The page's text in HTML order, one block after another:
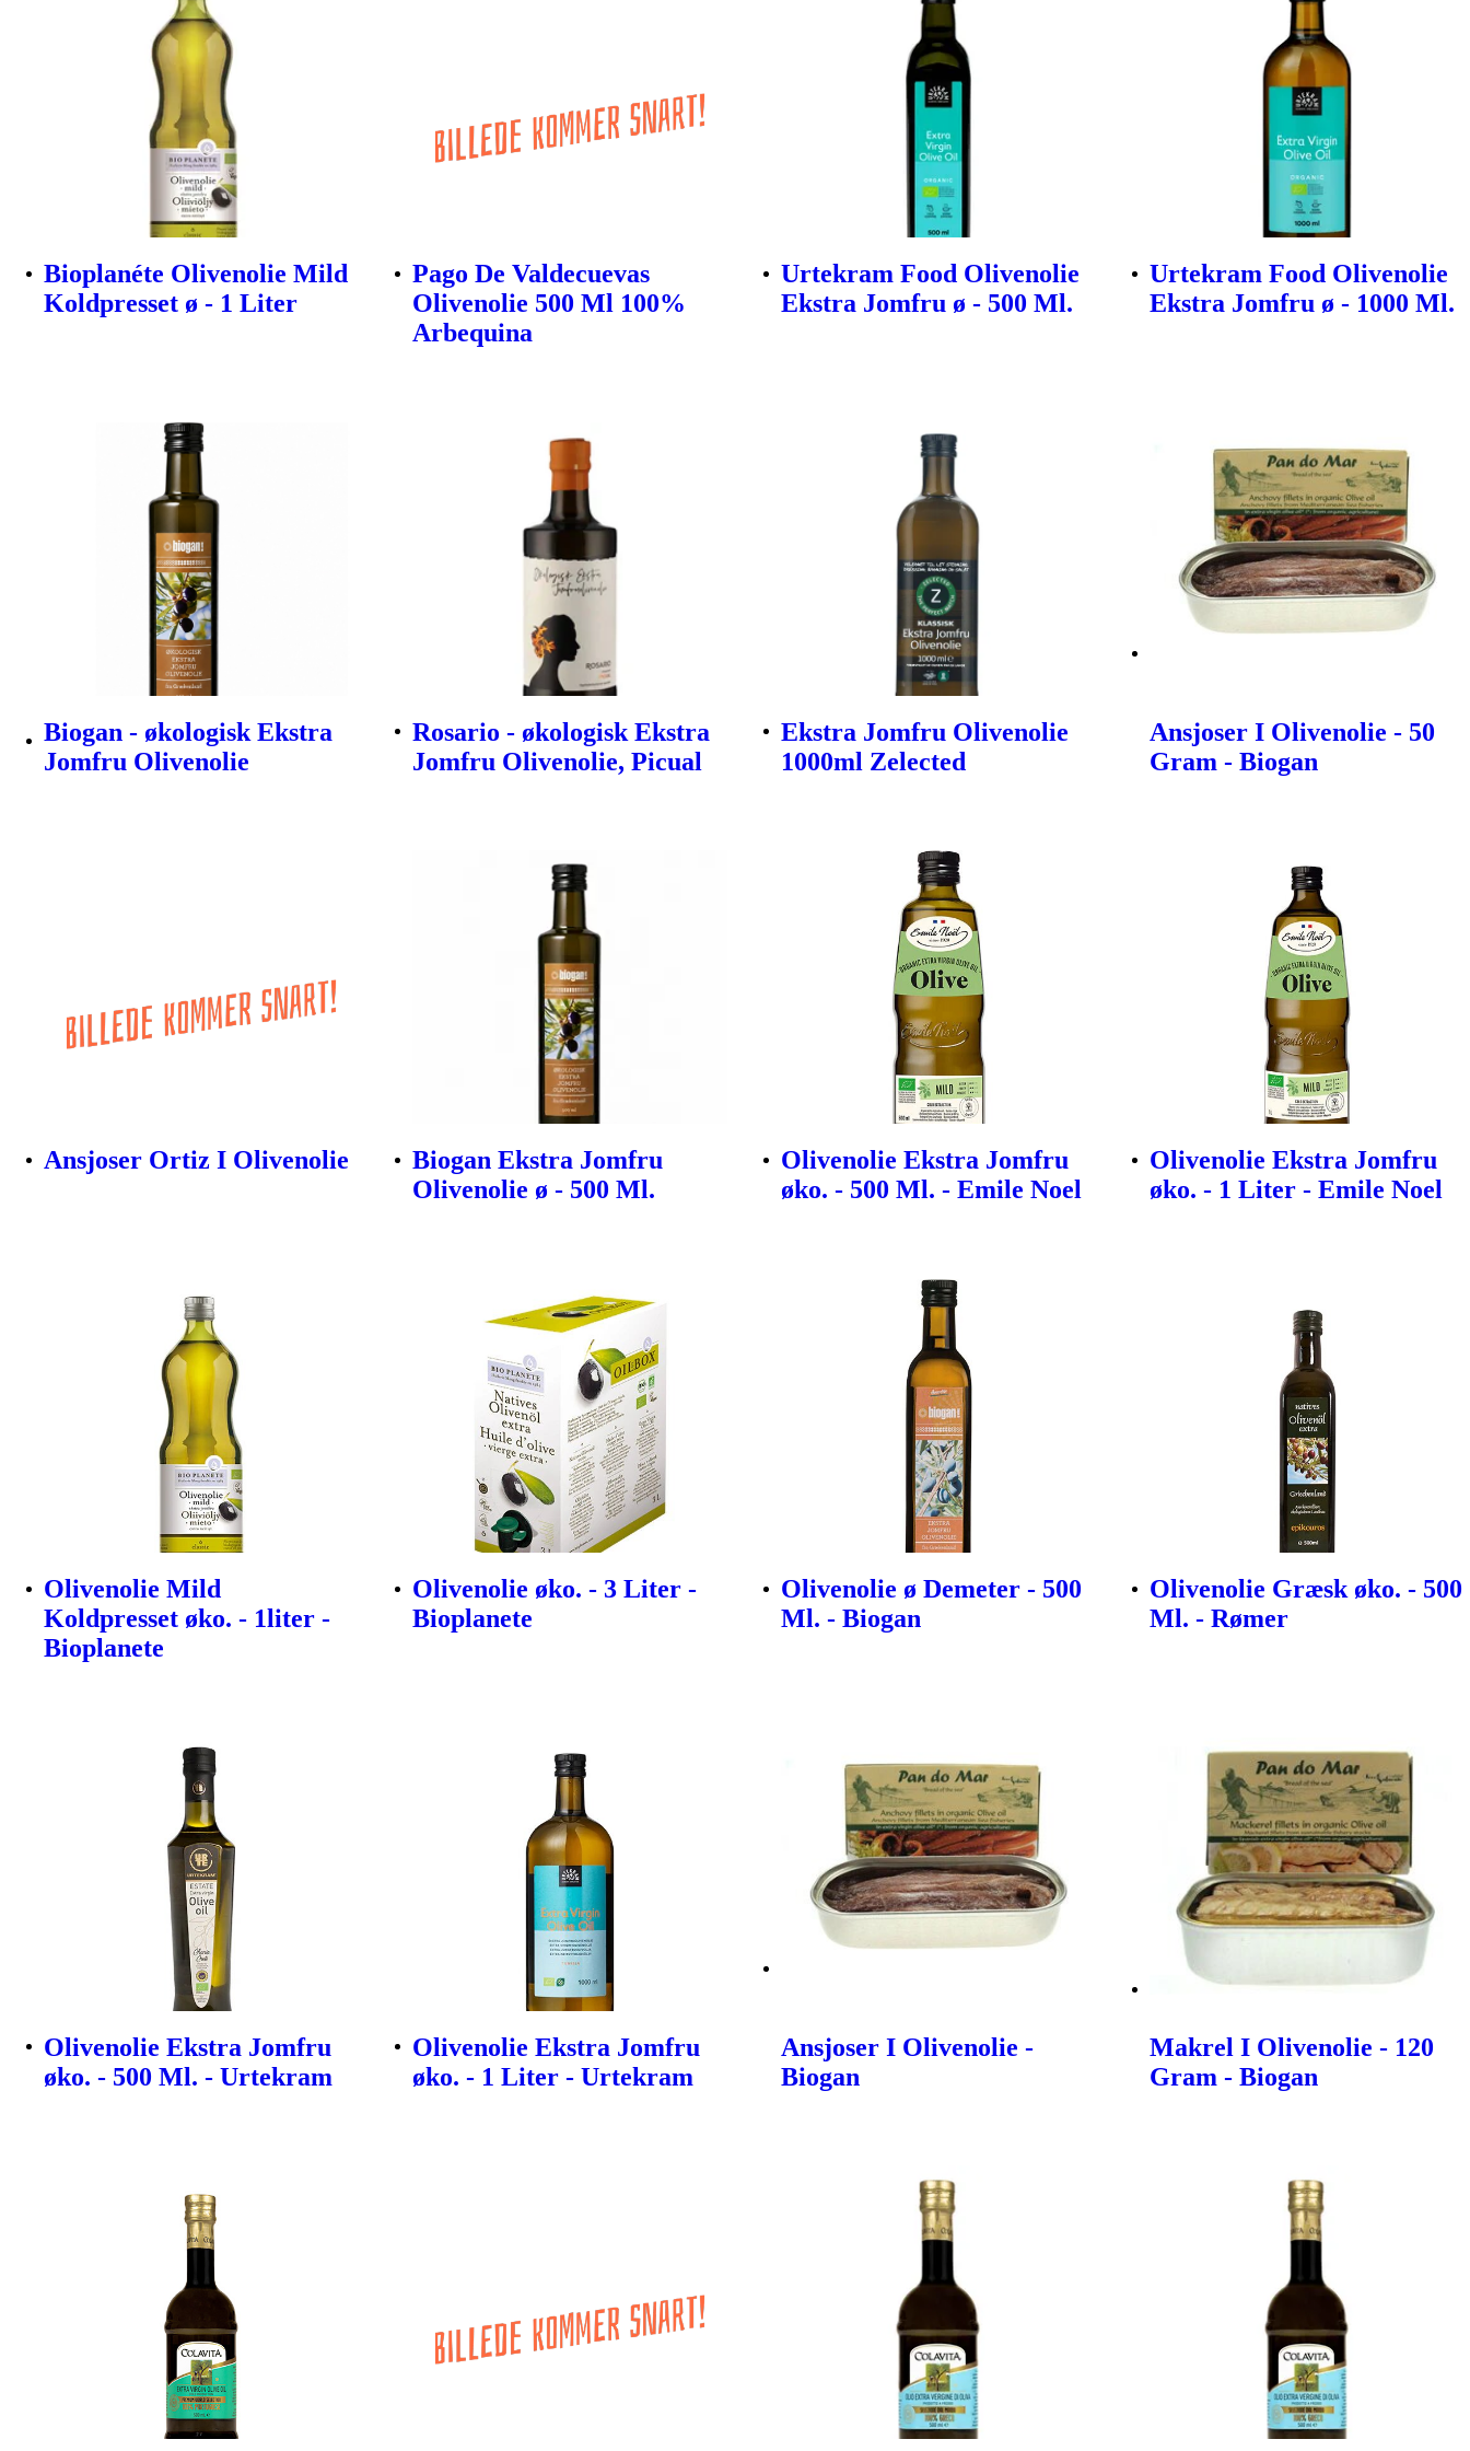
Bioplanéte Olivenolie Mild
Koldpresset ø - 1 Liter
Pago De Valdecuevas
Olivenolie 500 Ml 100%
Arbequina
Urtekram Food Olivenolie
Ekstra Jomfru ø - 500 Ml.
Urtekram Food Olivenolie
Ekstra Jomfru ø - 1000 Ml.
Biogan - økologisk Ekstra
Jomfru Olivenolie
Rosario - økologisk Ekstra
Jomfru Olivenolie, Picual
Ekstra Jomfru Olivenolie
1000ml Zelected
Ansjoser I Olivenolie - 50
Gram - Biogan
Ansjoser Ortiz I Olivenolie
Biogan Ekstra Jomfru
Olivenolie ø - 500 Ml.
Olivenolie Ekstra Jomfru
øko. - 500 Ml. - Emile Noel
Olivenolie Ekstra Jomfru
øko. - 1 Liter - Emile Noel
Olivenolie Mild
Koldpresset øko. - 1liter -
Bioplanete
Olivenolie øko. - 3 Liter -
Bioplanete
Olivenolie ø Demeter - 500
Ml. - Biogan
Olivenolie Græsk øko. - 500
Ml. - Rømer
Olivenolie Ekstra Jomfru
øko. - 500 Ml. - Urtekram
Olivenolie Ekstra Jomfru
øko. - 1 Liter - Urtekram
Ansjoser I Olivenolie -
Biogan
Makrel I Olivenolie - 120
Gram - Biogan